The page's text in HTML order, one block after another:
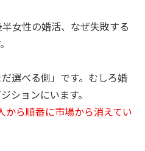
女性の婚活、なぜ失敗する
選べる側」です。むしろ婚
ションにいます。
から順番に市場から消えてい